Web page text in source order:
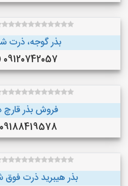
بذر گوجه، ذرت
09120742057 (بوشهر)
فروش بذر قارچ
09188419578 (ایلام)
بذر هیبرید ذرت فوق